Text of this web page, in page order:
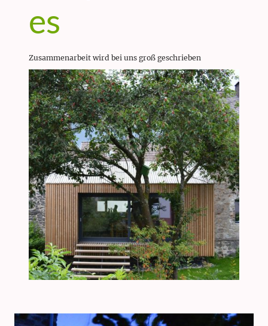
es
Zusammenarbeit wird bei uns groß geschrieben